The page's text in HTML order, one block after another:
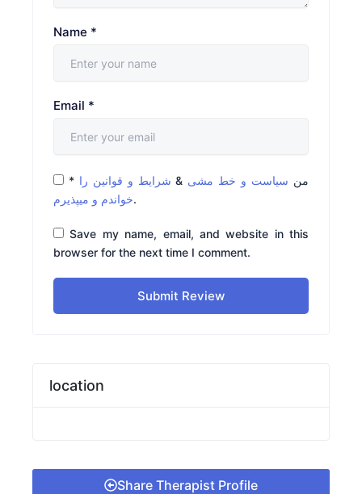
Name *
Email *
* من سیاست و خط مشی & شرایط و قوانین را
خواندم و میپذیرم.
Save my name, email, and website in this
browser for the next time I comment.
Submit Review
location
Share Therapist Profile